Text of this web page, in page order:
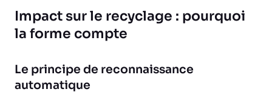
Impact sur le recyclage : pourquoi
la forme compte
Le principe de reconnaissance
automatique